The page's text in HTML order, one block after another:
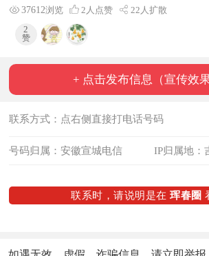
22人扩散
2 人点赞
37612浏览
2
赞
+ 点击发布信息（宣传效果
联系方式：点右侧直接打电话号码
号码归属：安徽宣城电信 IP归属地：
联系时，请说明是在珲春圈